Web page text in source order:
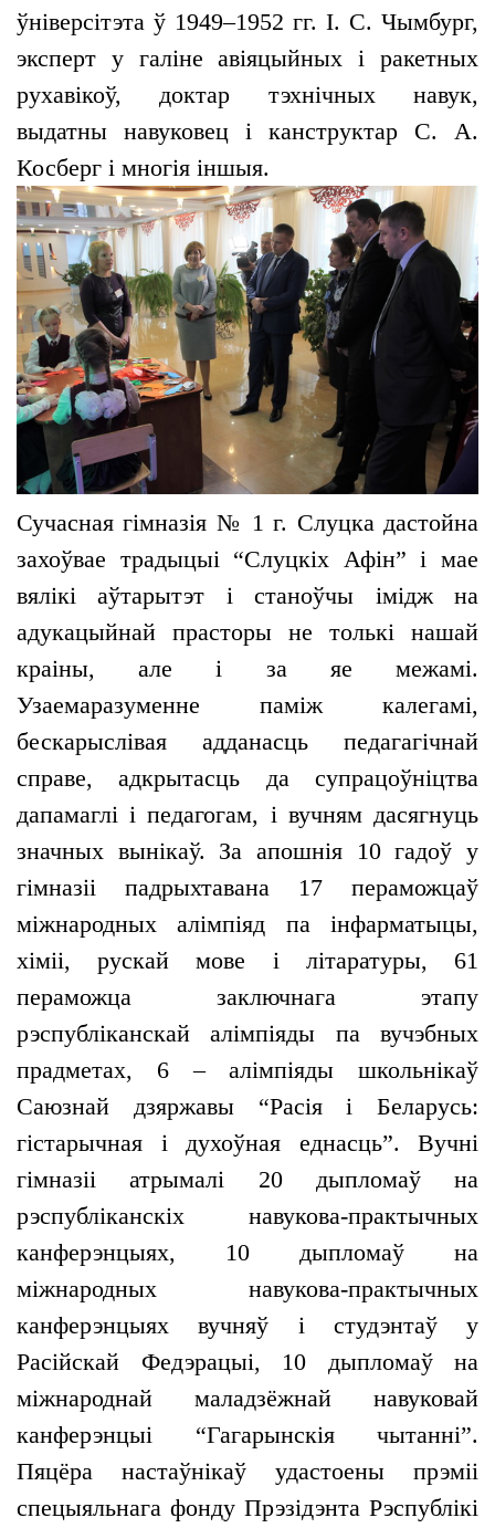
ўніверсітэта ў 1949–1952 гг. І. С. Чымбург,
эксперт у галіне авіяцыйных і ракетных
рухавікоў, доктар тэхнічных навук,
выдатны навуковец і канструктар С. А.
Косберг і многія іншыя.
Сучасная гімназія № 1 г. Слуцка дастойна
захоўвае традыцыі “Слуцкіх Афін” і мае
вялікі аўтарытэт і станоўчы імідж на
адукацыйнай прасторы не толькі нашай
краіны, але і за яе межамі.
Узаемаразуменне паміж калегамі,
бескарыслівая адданасць педагагічнай
справе, адкрытасць да супрацоўніцтва
дапамаглі і педагогам, і вучням дасягнуць
значных вынікаў. За апошнія 10 гадоў у
гімназіі падрыхтавана 17 пераможцаў
міжнародных алімпіяд па інфарматыцы,
хіміі, рускай мове і літаратуры, 61
пераможца заключнага этапу
рэспубліканскай алімпіяды па вучэбных
прадметах, 6 – алімпіяды школьнікаў
Саюзнай дзяржавы “Расія і Беларусь:
гістарычная і духоўная еднасць”. Вучні
гімназіі атрымалі 20 дыпломаў на
рэспубліканскіх навукова-практычных
канферэнцыях, 10 дыпломаў на
міжнародных навукова-практычных
канферэнцыях вучняў і студэнтаў у
Расійскай Федэрацыі, 10 дыпломаў на
міжнароднай маладзёжнай навуковай
канферэнцыі “Гагарынскія чытанні”.
Пяцёра настаўнікаў удастоены прэміі
спецыяльнага фонду Прэзідэнта Рэспублікі